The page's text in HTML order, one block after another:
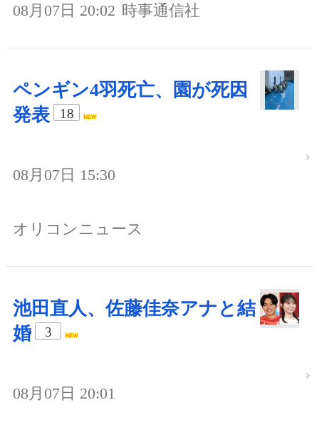
08月07日 20:02 時事通信社
ペンギン4羽死亡、園が死因
発表
18
08月07日 15:30
オリコンニュース
池田直人、佐藤佳奈アナと結
婚
3
08月07日 20:01